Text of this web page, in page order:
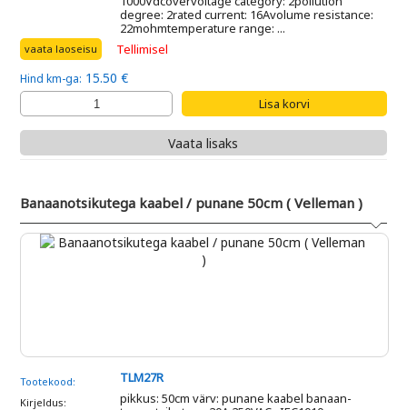
degree: 2rated current: 16Avolume resistance:
22mohmtemperature range: ...
vaata laoseisu Tellimisel
Hind km-ga: 15.50 €
Vaata lisaks
Banaanotsikutega kaabel / punane 50cm ( Velleman )
Tootekood: TLM27R
Kirjeldus:
pikkus: 50cm värv: punane kaabel banaan-